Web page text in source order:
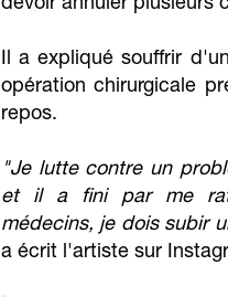
devoir annuler plusieurs
Il a expliqué souffrir
opération chirurgicale
repos.
"Je lutte contre un
et il a fini par me
médecins, je dois subir
a écrit l'artiste sur